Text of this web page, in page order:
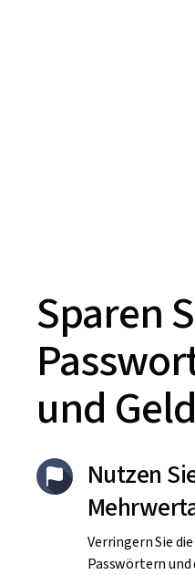
Sparen
und Geld
Nutzen
Verringern Sie
Passwörtern